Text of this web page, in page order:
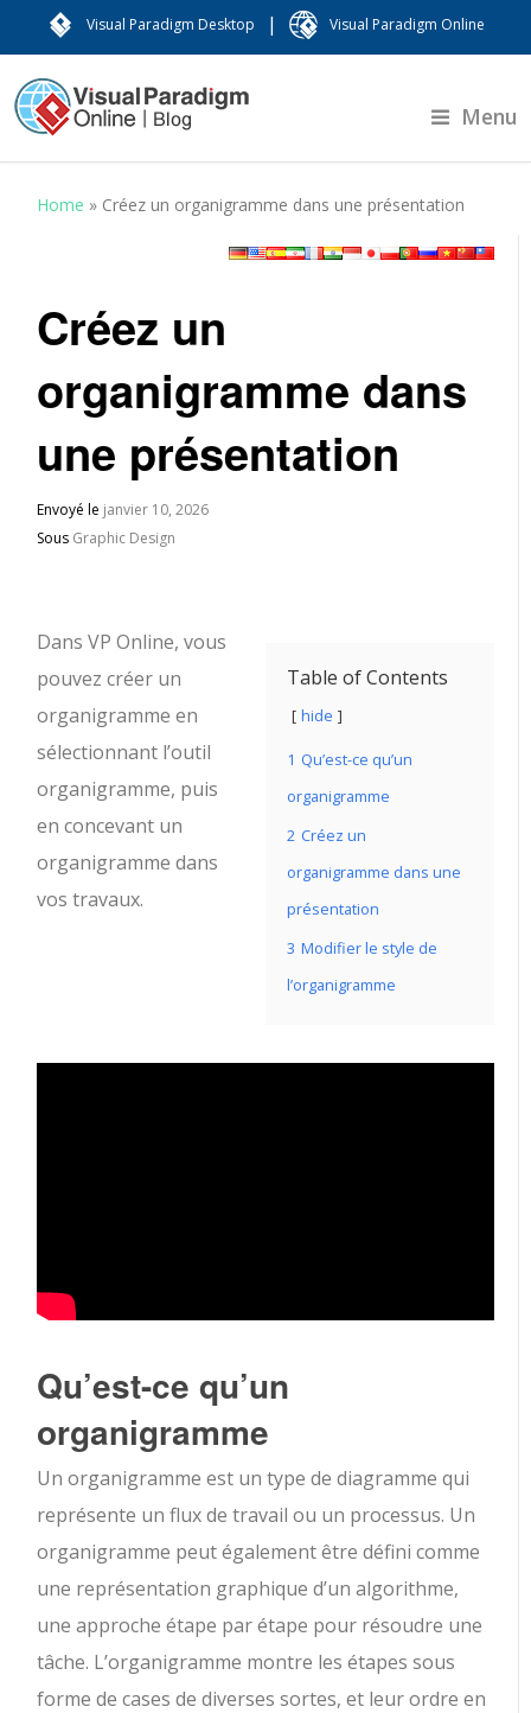
Visual Paradigm Desktop | Visual Paradigm Online
Menu
Home » Créez un organigramme dans une présentation
Créez un
organigramme dans
une présentation
Envoyé le janvier 10, 2026
Sous Graphic Design
Table of Contents
hide
1 Qu’est-ce qu’un
organigramme
2 Créez un
organigramme dans une
présentation
3 Modifier le style de
l’organigramme
Dans VP Online, vous
pouvez créer un
organigramme en
sélectionnant l’outil
organigramme, puis
en concevant un
organigramme dans
vos travaux.
Qu’est-ce qu’un
organigramme
Un organigramme est un type de diagramme qui
représente un flux de travail ou un processus. Un
organigramme peut également être défini comme
une représentation graphique d’un algorithme,
une approche étape par étape pour résoudre une
tâche. L’organigramme montre les étapes sous
forme de cases de diverses sortes, et leur ordre en